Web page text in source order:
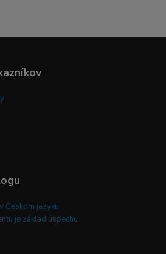
Českom jazyku
je základ úspechu